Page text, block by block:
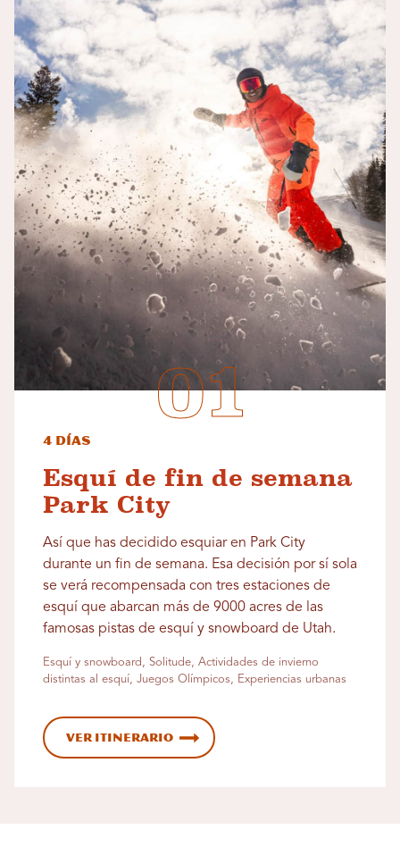
4 días
Esquí de fin de semana
Park City
Así que has decidido esquiar en Park City
durante un fin de semana. Esa decisión por sí sola
se verá recompensada con tres estaciones de
esquí que abarcan más de 9000 acres de las
famosas pistas de esquí y snowboard de Utah.
Esquí y snowboard, Solitude, Actividades de invierno
distintas al esquí, Juegos Olímpicos, Experiencias urbanas
Ver itinerario